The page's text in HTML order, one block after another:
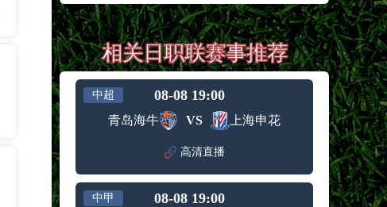
相关日职联赛事推荐
中超 08-08 19:00
青岛海牛 VS 上海申花
高清直播
中甲 08-08 19:00